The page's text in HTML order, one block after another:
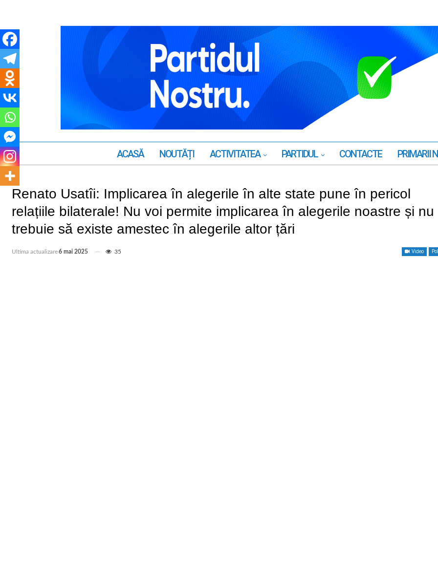
ACASĂ NOUTĂȚI ACTIVITATEA PARTIDUL CONTACTE PRIMARII
Renato Usatîi: Implicarea în alegerile în alte state pune în pericol
relațiile bilaterale! Nu voi permite implicarea în alegerile noastre și nu
trebuie să existe amestec în alegerile altor țări
Video
Ultima actualizare6 mai 2025 35